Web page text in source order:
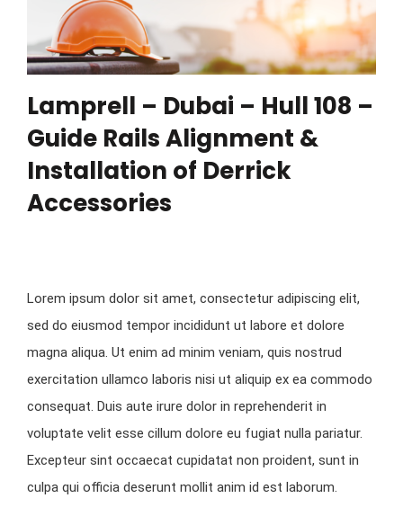
Lamprell – Dubai – Hull 108 –
Guide Rails Alignment &
Installation of Derrick
Accessories
Lorem ipsum dolor sit amet, consectetur adipiscing elit,
sed do eiusmod tempor incididunt ut labore et dolore
magna aliqua. Ut enim ad minim veniam, quis nostrud
exercitation ullamco laboris nisi ut aliquip ex ea commodo
consequat. Duis aute irure dolor in reprehenderit in
voluptate velit esse cillum dolore eu fugiat nulla pariatur.
Excepteur sint occaecat cupidatat non proident, sunt in
culpa qui officia deserunt mollit anim id est laborum.